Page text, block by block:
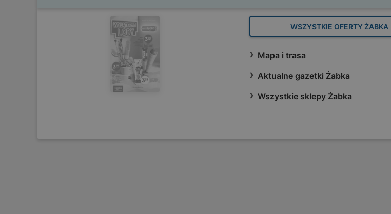
WSZYSTKIE OFERTY ŻABKA
Mapa i trasa
Aktualne gazetki Żabka
Wszystkie sklepy Żabka